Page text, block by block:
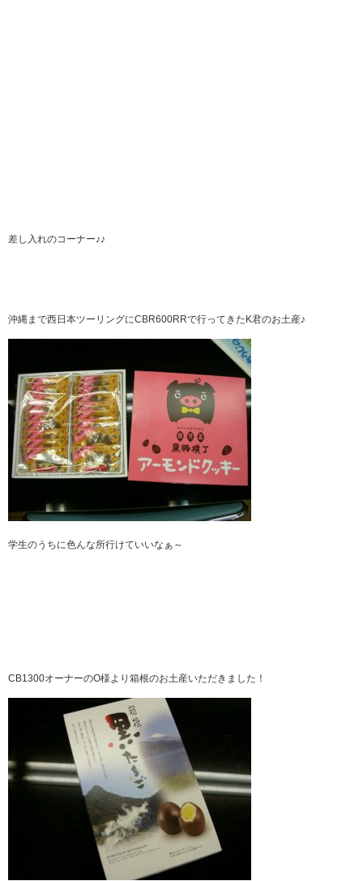
差し入れのコーナー♪♪
沖縄まで西日本ツーリングにCBR600RRで行ってきたK君のお土産♪
学生のうちに色んな所行けていいなぁ～
CB1300オーナーのO様より箱根のお土産いただきました！